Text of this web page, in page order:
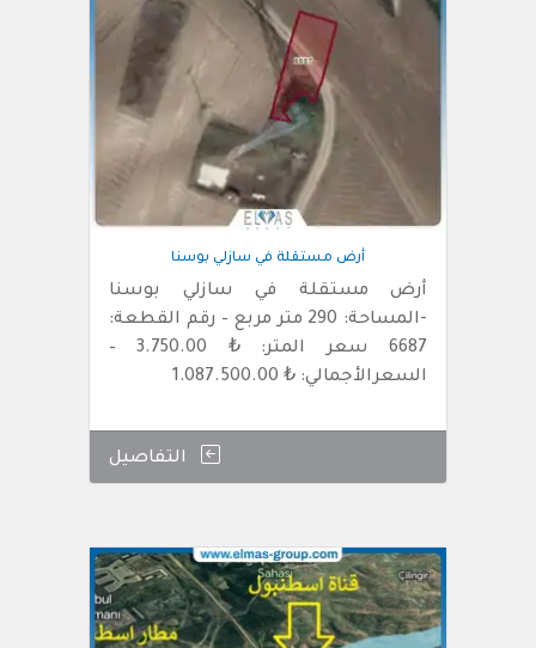
أرض مستقلة في سازلي بوسنا
أرض مستقلة في سازلي بوسنا
-المساحة: 290 متر مربع – رقم القطعة:
6687 سعر المتر: ₺ 3.750.00 –
السعرالأجمالي: ₺ 1.087.500.00
التفاصيل